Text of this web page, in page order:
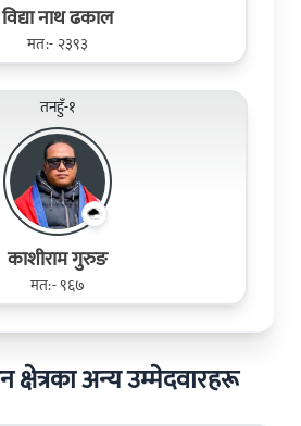
विद्या नाथ ढकाल
मत:- २३९३
तनहुँ-१
काशीराम गुरुङ
मत:- ९६७
क्षेत्रका अन्य उम्मेदवारहरू